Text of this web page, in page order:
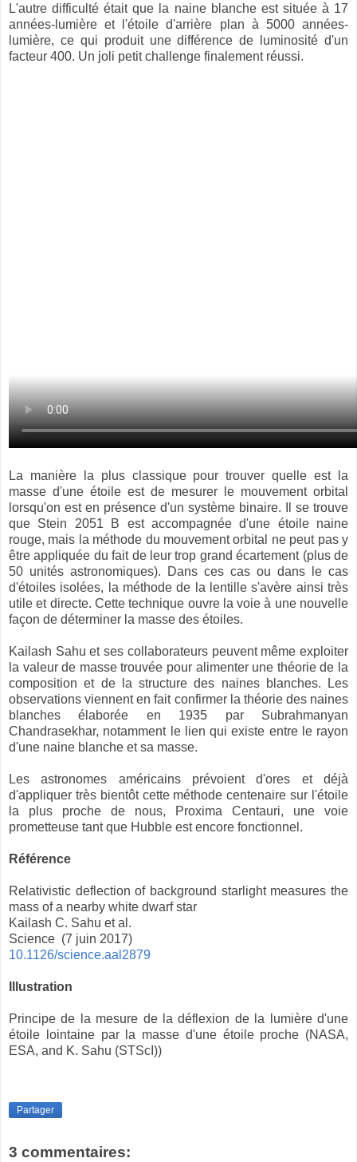
L'autre difficulté était que la naine blanche est située à 17
années-lumière et l'étoile d'arrière plan à 5000 années-
lumière, ce qui produit une différence de luminosité d'un
facteur 400. Un joli petit challenge finalement réussi.
La manière la plus classique pour trouver quelle est la
masse d'une étoile est de mesurer le mouvement orbital
lorsqu'on est en présence d'un système binaire. Il se trouve
que Stein 2051 B est accompagnée d'une étoile naine
rouge, mais la méthode du mouvement orbital ne peut pas y
être appliquée du fait de leur trop grand écartement (plus de
50 unités astronomiques). Dans ces cas ou dans le cas
d'étoiles isolées, la méthode de la lentille s'avère ainsi très
utile et directe. Cette technique ouvre la voie à une nouvelle
façon de déterminer la masse des étoiles.
Kailash Sahu et ses collaborateurspeuvent même exploiter
la valeur de masse trouvée pour alimenter une théorie de la
composition et de la structure des naines blanches. Les
observations viennent en fait confirmer la théorie des naines
blanches élaborée en 1935 par Subrahmanyan
Chandrasekhar, notamment le lien qui existe entre le rayon
d'une naine blanche et sa masse.
Les astronomes américains prévoient d'ores et déjà
d'appliquer très bientôt cette méthode centenaire sur l'étoile
la plus proche de nous, Proxima Centauri, une voie
prometteuse tant que Hubble est encore fonctionnel.
Référence
Relativistic deflection of background starlight measures the
mass of a nearby white dwarf star
Kailash C. Sahu et al.
Science (7 juin 2017)
10.1126/science.aal2879
Illustration
Principe de la mesure de la déflexion de la lumière d'une
étoile lointaine par la masse d'une étoile proche (NASA,
ESA, and K. Sahu (STScI))
Partager
3 commentaires: